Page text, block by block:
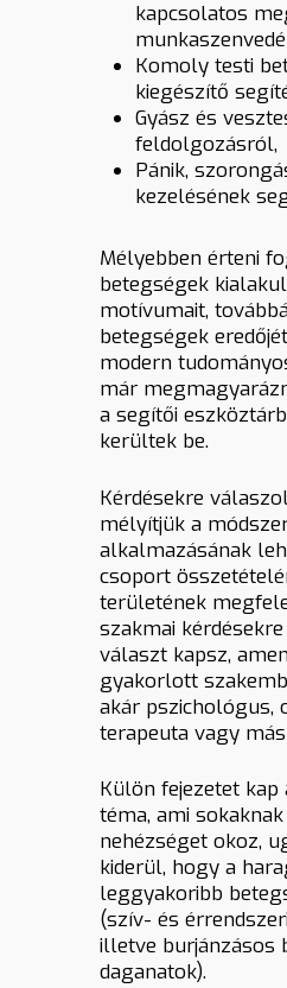
kapcsolatos
Komoly testi
kiegészítő
Gyász és
feldolgozásról,
Pánik,
kezelésének
Mélyebben érteni
betegségek
motívumait,
betegségek
modern
már
a segítői
kerültek be.
Kérdésekre
mélyítjük a
alkalmazásának
csoport
területének
szakmai
választ kapsz,
gyakorlott
akár pszichológus,
terapeuta vagy
Külön fejezetet kap
téma, ami
nehézséget okoz,
kiderül, hogy a
leggyakoribb
(szív- és
illetve burjánzásos
daganatok).